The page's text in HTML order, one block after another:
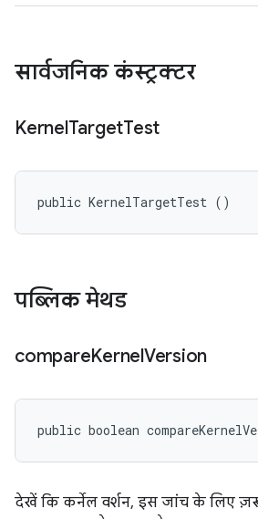
सार्वजनिक कंस्ट्रक्टर
KernelTargetTest
public KernelTargetTest ()
पब्लिक मेथड
compareKernelVersion
public boolean
देखें कि कर्नेल वर्शन, इस जांच के लिए